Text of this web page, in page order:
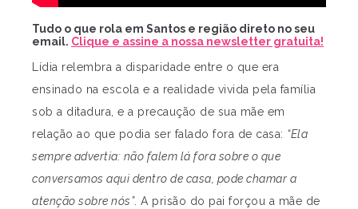
Tudo o que rola em Santos e região direto no seu
email. Clique e assine a nossa newsletter gratuita!
Lídia relembra a disparidade entre o que era
ensinado na escola e a realidade vivida pela família
sob a ditadura, e a precaução de sua mãe em
relação ao que podia ser falado fora de casa: “Ela
sempre advertia: não falem lá fora sobre o que
conversamos aqui dentro de casa, pode chamar a
atenção sobre nós”. A prisão do pai forçou a mãe de